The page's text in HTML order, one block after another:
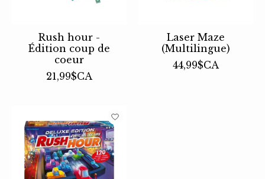
Rush hour -
Édition coup de
coeur
21,99$CA
Laser Maze
(Multilingue)
44,99$CA